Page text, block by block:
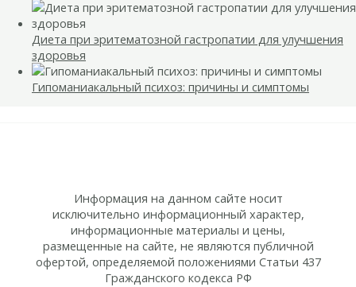
Диета при эритематозной гастропатии для улучшения
здоровья
Гипоманиакальный психоз: причины и симптомы
Информация на данном сайте носит
исключительно информационный характер,
информационные материалы и цены,
размещенные на сайте, не являются публичной
офертой, определяемой положениями Статьи 437
Гражданского кодекса РФ